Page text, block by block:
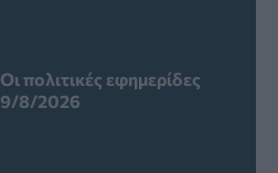
Οι πολιτικές εφημερίδες
9/8/2026